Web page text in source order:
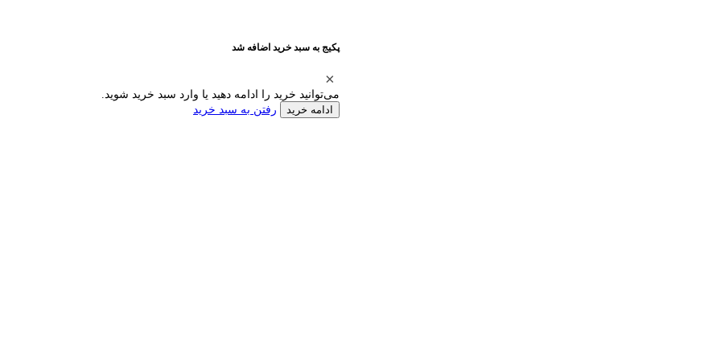
پکیج به سبد خرید اضافه شد
می‌توانید خرید را ادامه دهید یا وارد سبد خرید شوید.
ادامه خرید رفتن به سبد خرید